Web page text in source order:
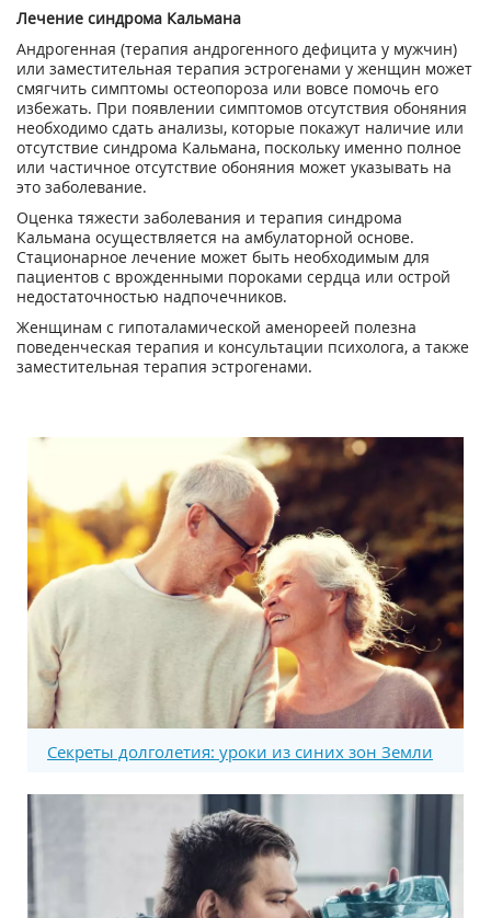
Лечение синдрома Кальмана
Андрогенная (терапия андрогенного дефицита у мужчин)
или заместительная терапия эстрогенами у женщин может
смягчить симптомы остеопороза или вовсе помочь его
избежать. При появлении симптомов отсутствия обоняния
необходимо сдать анализы, которые покажут наличие или
отсутствие синдрома Кальмана, поскольку именно полное
или частичное отсутствие обоняния может указывать на
это заболевание.
Оценка тяжести заболевания и терапия синдрома
Кальмана осуществляется на амбулаторной основе.
Стационарное лечение может быть необходимым для
пациентов с врожденными пороками сердца или острой
недостаточностью надпочечников.
Женщинам с гипоталамической аменореей полезна
поведенческая терапия и консультации психолога, а также
заместительная терапия эстрогенами.
Секреты долголетия: уроки из синих зон Земли